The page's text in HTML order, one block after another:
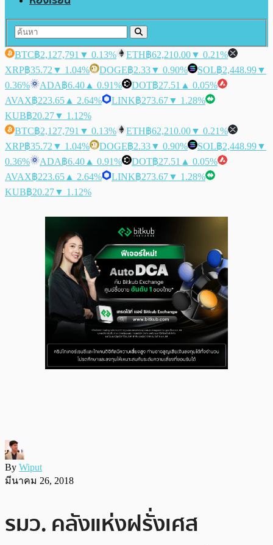
BTC฿2,127,791 ▼ 0.13% ETH฿62,210.00▼ 0.21%
XRP฿35.72 ▼ 1.04% DOGE฿2.33▼ 0.90% SOL฿2,448.99▼
0.36%
ADA฿6.40 ▲ 0.91% DOT฿27.51 ▲ 0.05%
AVAX฿223.65 ▲ 2.64% LINK฿273.67▼ 1.28%
KUB฿20.27▼ 1.12%
BTC฿2,127,791 ▼ 0.13% ETH฿62,210.00▼ 0.21%
XRP฿35.72 ▼ 1.04% DOGE฿2.33▼ 0.90% SOL฿2,448.99▼
0.36%
ADA฿6.40 ▲ 0.91% DOT฿27.51 ▲ 0.05%
AVAX฿223.65 ▲ 2.64% LINK฿273.67▼ 1.28%
KUB฿20.27▼ 1.12%
By Wiput
มีนาคม 26, 2018
รมว. คลังแห่งฝรั่งเศส